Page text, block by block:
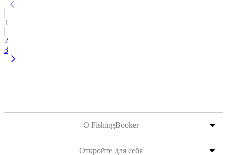
1
2
3
О FishingBooker
Откройте для себя